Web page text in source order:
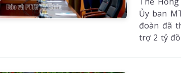
Ủy ban
đoàn đã
trợ 2 tỷ
Vận
Báo